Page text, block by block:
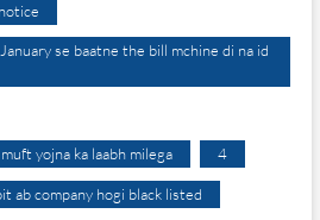
se baatne the bill mchine di na id
yojna ka laabh milega 4
ab company hogi black listed